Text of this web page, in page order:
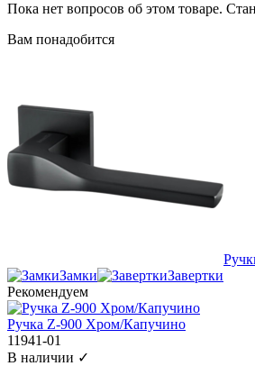
Пока нет вопросов об этом товаре.
Вам понадобится
Замки
Завертки
Рекомендуем
Ручка Z-900 Хром/Капучино
11941-01
В наличии ✓